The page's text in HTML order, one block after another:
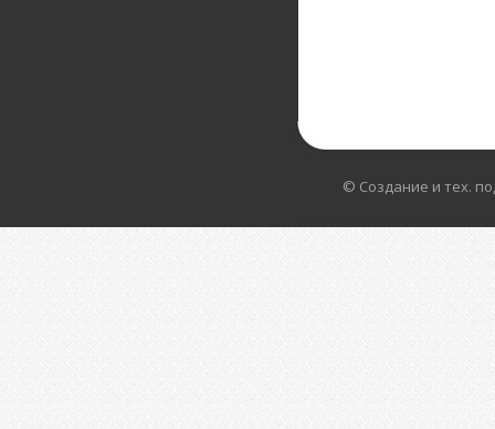
© Создание и тех.